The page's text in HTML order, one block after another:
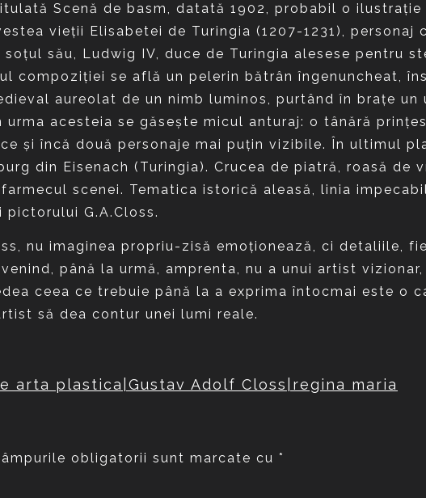
Scenă de basm, datată 1902, probabil o
vieţii Elisabetei de Turingia (1207-1231), personaj
său, Ludwig IV, duce de Turingia alesese pentru
compoziţiei se află un pelerin bătrân îngenuncheat,
aureolat de un nimb luminos, purtând în braţe un
acesteia se găseşte micul anturaj: o tânără
şi încă două personaje mai puţin vizibile. În ultimul
din Eisenach (Turingia). Crucea de piatră, roasă de
scenei. Tematica istorică aleasă, linia
G.A.Closs.
nu imaginea propriu-zisă emoţionează, ci detaliile,
până la urmă, amprenta, nu a unui artist
ceea ce trebuie până la a exprima întocmai este o
să dea contur unei lumi reale.
arta plastica|Gustav Adolf Closs|regina maria
obligatorii sunt marcate cu *